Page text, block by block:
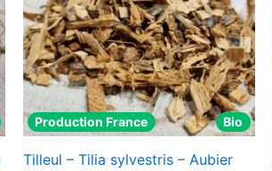
Production France Bio
Tilleul – Tilia sylvestris – Aubier